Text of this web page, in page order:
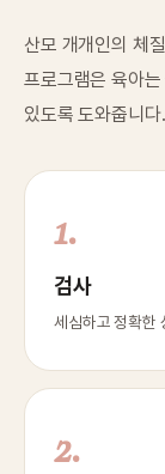
산모 개개인의 체
프로그램은 육아
있도록 도와줍니다.
1.
검사
세심하고 정확한
2.